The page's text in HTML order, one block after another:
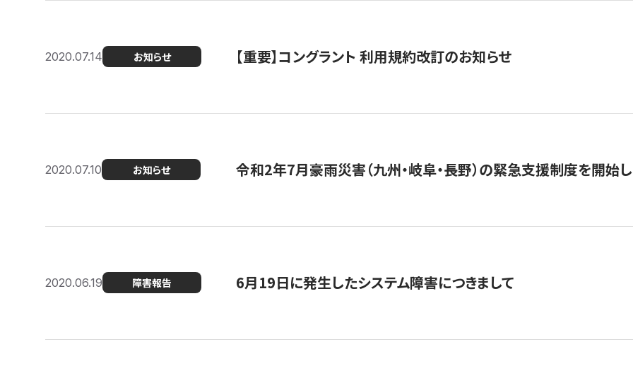
2020.07.14 お知らせ 【重要】コングラント 利用規約改訂のお知らせ
2020.07.10 お知らせ 令和2年7月豪雨災害（九州・岐阜・長野）の緊急支援制度を開始
2020.06.19 障害報告 6月19日に発生したシステム障害につきまして